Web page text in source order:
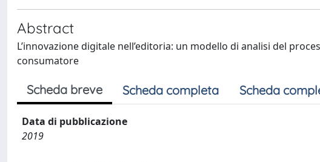
Abstract
L’innovazione digitale nell’editoria: un modello di analisi del
consumatore
Scheda breve Scheda completa Scheda
Data di pubblicazione
2019